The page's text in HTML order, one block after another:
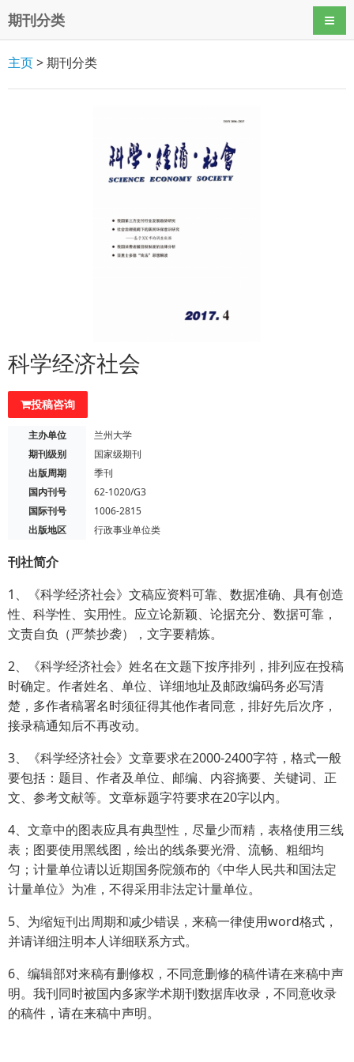
期刊分类 导航
主页> 期刊分类
科学经济社会
投稿咨询
主办单位
兰州大学
期刊级别
国家级期刊
出版周期
季刊
国内刊号
62-1020/G3
国际刊号
1006-2815
出版地区
行政事业单位类
刊社简介
1、《科学经济社会》文稿应资料可靠、数据准确、具有创造
性、科学性、实用性。应立论新颖、论据充分、数据可靠，
文责自负（严禁抄袭），文字要精炼。
2、《科学经济社会》姓名在文题下按序排列，排列应在投稿
时确定。作者姓名、单位、详细地址及邮政编码务必写清
楚，多作者稿署名时须征得其他作者同意，排好先后次序，
接录稿通知后不再改动。
3、《科学经济社会》文章要求在2000-2400字符，格式一般
要包括：题目、作者及单位、邮编、内容摘要、关键词、正
文、参考文献等。文章标题字符要求在20字以内。
4、文章中的图表应具有典型性，尽量少而精，表格使用三线
表；图要使用黑线图，绘出的线条要光滑、流畅、粗细均
匀；计量单位请以近期国务院颁布的《中华人民共和国法定
计量单位》为准，不得采用非法定计量单位。
5、为缩短刊出周期和减少错误，来稿一律使用word格式，
并请详细注明本人详细联系方式。
6、编辑部对来稿有删修权，不同意删修的稿件请在来稿中声
明。我刊同时被国内多家学术期刊数据库收录，不同意收录
的稿件，请在来稿中声明。